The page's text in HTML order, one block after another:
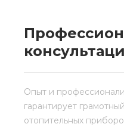
Опыт и
гарантирует
отопительных